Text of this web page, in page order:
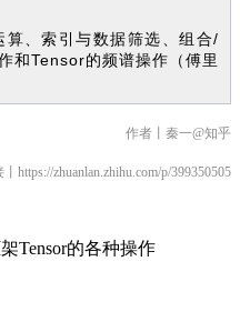
、索引与数据筛选、组合/
和Tensor的频谱操作（傅里
作者丨秦一@知乎
https://zhuanlan.zhihu.com/p/399350505